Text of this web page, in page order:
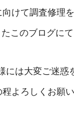
調査修理を
このブログに
には大変ご迷惑
よろしくお願